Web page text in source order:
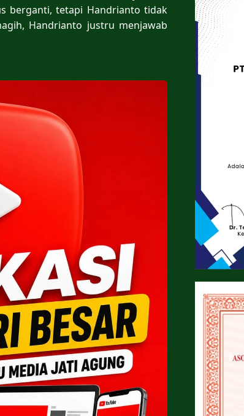
berganti, tetapi Handrianto tidak
Handrianto justru menjawab